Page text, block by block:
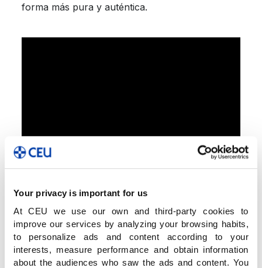
Your privacy is important for us
At CEU we use our own and third-party cookies to
improve our services by analyzing your browsing habits,
to personalize ads and content according to your
interests, measure performance and obtain information
about the audiences who saw the ads and content. You
forma más pura y auténtica.